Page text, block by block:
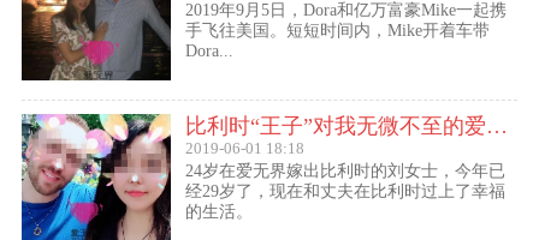
2019年9月5日，Dora和亿万富豪Mike一起携
手飞往美国。短短时间内，Mike开着车带
Dora...
比利时“王子”对我无微不至的爱（爱无界刘女士的海外生活）
2019-06-01 18:18
24岁在爱无界嫁出比利时的刘女士，今年已
经29岁了，现在和丈夫在比利时过上了幸福
的生活。